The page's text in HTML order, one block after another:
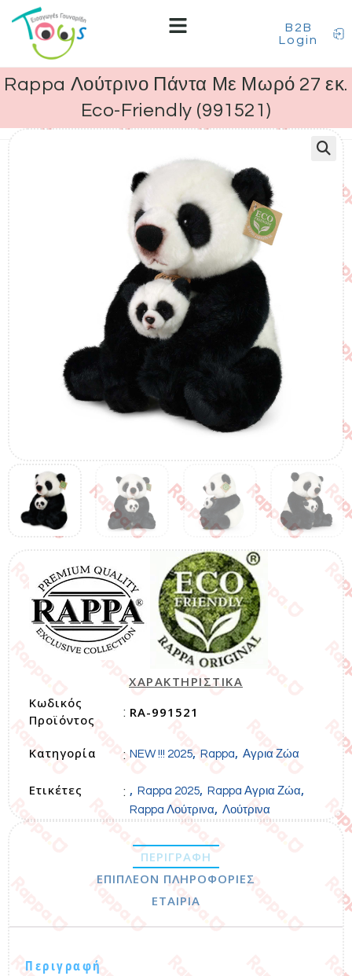
B2B
Login
Rappa Λούτρινο Πάντα Με Μωρό 27 εκ.
Eco-Friendly (991521)
ΧΑΡΑΚΤΗΡΙΣΤΙΚΑ
Κωδικός
Προϊόντος
: RA-991521
Κατηγορία : NEW !!! 2025, Rappa, Αγρια Ζώα
Ετικέτες : , Rappa 2025, Rappa Αγρια Ζώα,
Rappa Λούτρινα, Λούτρινα
ΠΕΡΙΓΡΑΦΉ
ΕΠΙΠΛΈΟΝ ΠΛΗΡΟΦΟΡΊΕΣ
ΕΤΑΙΡΊΑ
Περιγραφή